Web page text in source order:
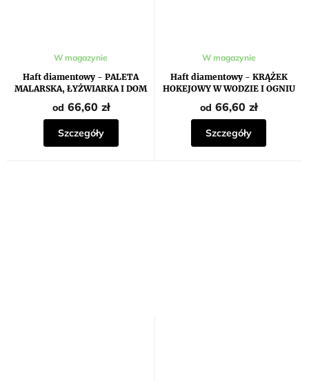
Haft diamentowy - PALETA
MALARSKA, ŁYŻWIARKA I DOM
Z ALTANĄ (D. RUSTY RUST)
W magazynie
od 66,60 zł
Szczegóły
Haft diamentowy - KRĄŻEK
HOKEJOWY W WODZIE I OGNIU
W magazynie
od 66,60 zł
Szczegóły